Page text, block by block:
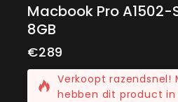
Macbook Pro A1502-
8GB
€2892 producten die als
Verkoopt razendsnel!
hebben dit product in